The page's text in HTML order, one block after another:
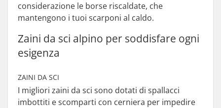
considerazione le borse riscaldate, che
mantengono i tuoi scarponi al caldo.
Zaini da sci alpino per soddisfare ogni
esigenza
ZAINI DA SCI
I migliori zaini da sci sono dotati di spallacci
imbottiti e scomparti con cerniera per impedire